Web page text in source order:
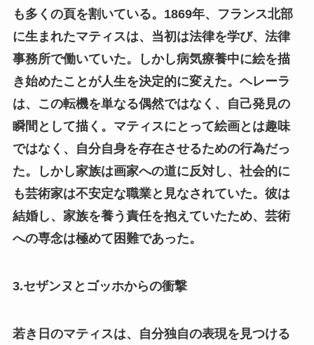
も多くの頁を割いている。1869年、フランス北部
に生まれたマティスは、当初は法律を学び、法律
事務所で働いていた。しかし病気療養中に絵を描
き始めたことが人生を決定的に変えた。ヘレーラ
は、この転機を単なる偶然ではなく、自己発見の
瞬間として描く。マティスにとって絵画とは趣味
ではなく、自分自身を存在させるための行為だっ
た。しかし家族は画家への道に反対し、社会的に
も芸術家は不安定な職業と見なされていた。彼は
結婚し、家族を養う責任を抱えていたため、芸術
への専念は極めて困難であった。
3.セザンヌとゴッホからの衝撃
若き日のマティスは、自分独自の表現を見つける